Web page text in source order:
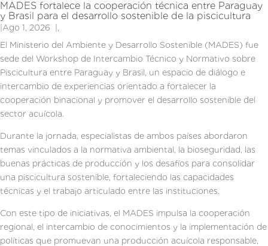
MADES fortalece la cooperación técnica entre Paraguay
y Brasil para el desarrollo sostenible de la piscicultura
Ago 1, 2026
,
El Ministerio del Ambiente y Desarrollo Sostenible (MADES) fue
sede del Workshop de Intercambio Técnico y Normativo sobre
Piscicultura entre Paraguay y Brasil, un espacio de diálogo e
intercambio de experiencias orientado a fortalecer la
cooperación binacional y promover el desarrollo sostenible del
sector acuícola.
Durante la jornada, especialistas de ambos países abordaron
temas vinculados a la normativa ambiental, la bioseguridad, las
buenas prácticas de producción y los desafíos para consolidar
una piscicultura sostenible, fortaleciendo las capacidades
técnicas y el trabajo articulado entre las instituciones.
Con este tipo de iniciativas, el MADES impulsa la cooperación
regional, el intercambio de conocimientos y la implementación de
políticas que promuevan una producción acuícola responsable,